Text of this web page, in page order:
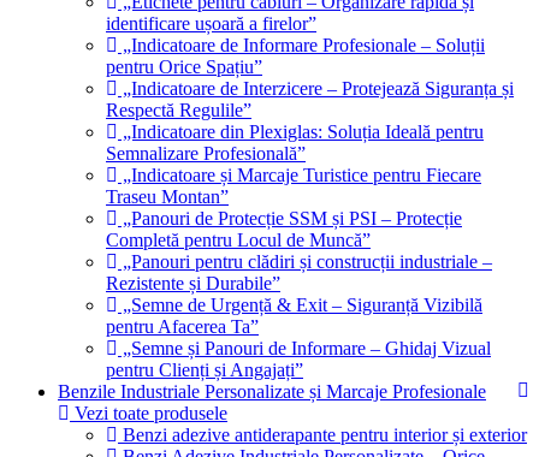
identificare ușoară a firelor”
„Indicatoare de Informare Profesionale – Soluții
pentru Orice Spațiu”
„Indicatoare de Interzicere – Protejează Siguranța și
Respectă Regulile”
„Indicatoare din Plexiglas: Soluția Ideală pentru
Semnalizare Profesională”
„Indicatoare și Marcaje Turistice pentru Fiecare
Traseu Montan”
„Panouri de Protecție SSM și PSI – Protecție
Completă pentru Locul de Muncă”
„Panouri pentru clădiri și construcții industriale –
Rezistente și Durabile”
„Semne de Urgență & Exit – Siguranță Vizibilă
pentru Afacerea Ta”
„Semne și Panouri de Informare – Ghidaj Vizual
pentru Clienți și Angajați”
Benzile Industriale Personalizate și Marcaje Profesionale
Vezi toate produsele
Benzi adezive antiderapante pentru interior și exterior